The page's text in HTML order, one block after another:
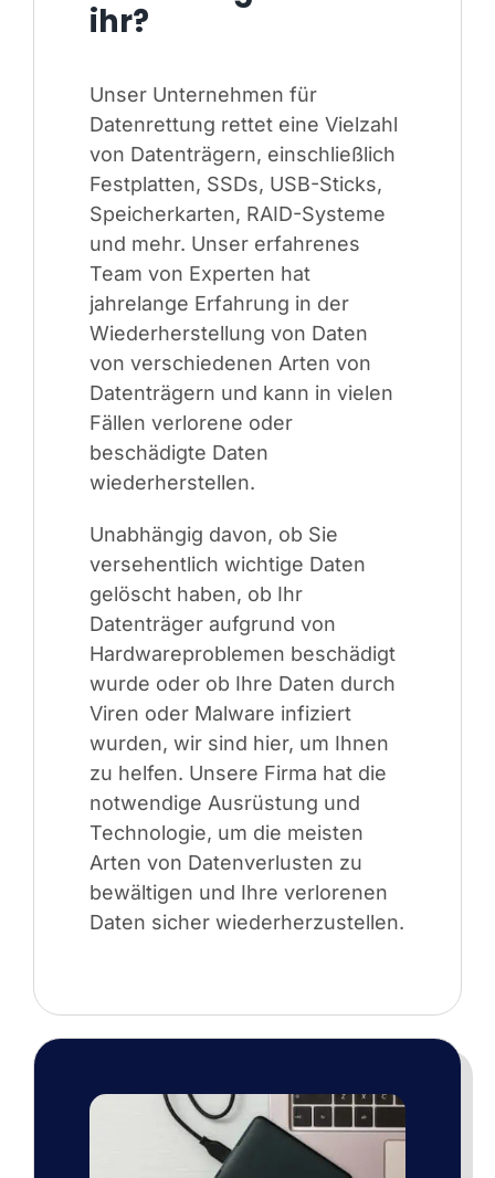
ihr?
Unser Unternehmen für
Datenrettung rettet eine Vielzahl
von Datenträgern, einschließlich
Festplatten, SSDs, USB-Sticks,
Speicherkarten, RAID-Systeme
und mehr. Unser erfahrenes
Team von Experten hat
jahrelange Erfahrung in der
Wiederherstellung von Daten
von verschiedenen Arten von
Datenträgern und kann in vielen
Fällen verlorene oder
beschädigte Daten
wiederherstellen.
Unabhängig davon, ob Sie
versehentlich wichtige Daten
gelöscht haben, ob Ihr
Datenträger aufgrund von
Hardwareproblemen beschädigt
wurde oder ob Ihre Daten durch
Viren oder Malware infiziert
wurden, wir sind hier, um Ihnen
zu helfen. Unsere Firma hat die
notwendige Ausrüstung und
Technologie, um die meisten
Arten von Datenverlusten zu
bewältigen und Ihre verlorenen
Daten sicher wiederherzustellen.